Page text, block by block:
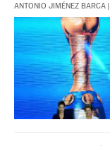
ANTONIO JIMÉNEZ BARCA |